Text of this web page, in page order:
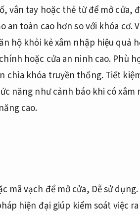
vân tay hoặc thẻ từ để mở cửa,
an toàn cao hơn so với khóa cơ.
hộ khỏi kẻ xâm nhập hiệu quả
hoặc cửa an ninh cao. Phù
chìa khóa truyền thống.Tiết
năng như cảnh báo khi có
cao.
mã vạch để mở cửa, Dễ sử dụng.
hiện đại giúp kiểm soát việc